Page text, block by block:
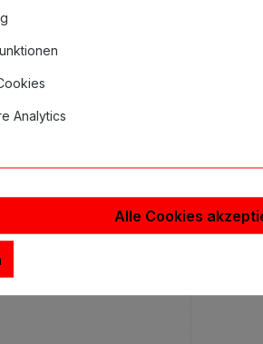
V3 Magnetic
RCA
226,10 €*
Qualität von Critical
den Warenkorb
Analytics
Alle Cookies